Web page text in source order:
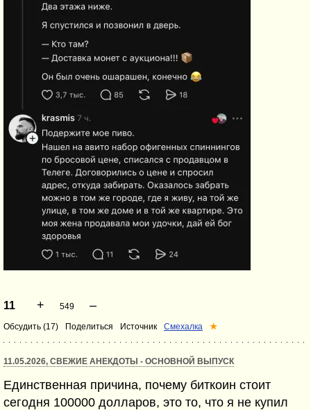
11 + 549 –
Обсудить (17) Поделиться Источник Смехалка ★
11.05.2026, СВЕЖИЕ АНЕКДОТЫ - ОСНОВНОЙ ВЫПУСК
Единственная причина, почему биткоин стоит
сегодня 100000 долларов, это то, что я не купил